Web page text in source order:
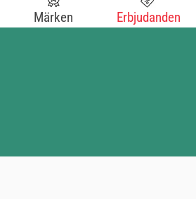
Märken Erbjudanden